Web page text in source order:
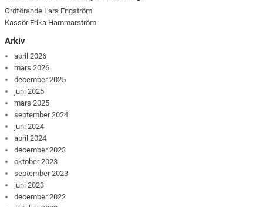
Ordförande Lars Engström
Kassör Erika Hammarström
Arkiv
april 2026
mars 2026
december 2025
juni 2025
mars 2025
september 2024
juni 2024
april 2024
december 2023
oktober 2023
september 2023
juni 2023
december 2022